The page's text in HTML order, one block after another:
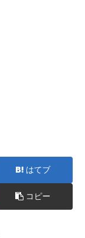
はてブ
コピー